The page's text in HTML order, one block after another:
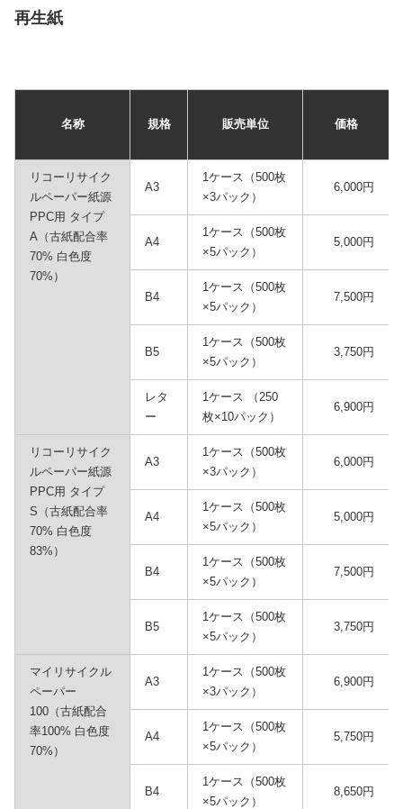
再生紙
名称 規格 販売単位 価格
リコーリサイク
ルペーパー紙源
PPC用 タイプ
A（古紙配合率
70% 白色度
70%）
A3
1ケース（500枚
×3パック）
6,000円
A4
1ケース（500枚
×5パック）
5,000円
B4
1ケース（500枚
×5パック）
7,500円
B5
1ケース（500枚
×5パック）
3,750円
レタ
ー
1ケース （250
枚×10パック）
6,900円
リコーリサイク
ルペーパー紙源
PPC用 タイプ
S（古紙配合率
70% 白色度
83%）
A3
1ケース（500枚
×3パック）
6,000円
A4
1ケース（500枚
×5パック）
5,000円
B4
1ケース（500枚
×5パック）
7,500円
B5
1ケース（500枚
×5パック）
3,750円
マイリサイクル
ペーパー
100（古紙配合
率100% 白色度
70%）
A3
1ケース（500枚
×3パック）
6,900円
A4
1ケース（500枚
×5パック）
5,750円
B4
1ケース（500枚
×5パック）
8,650円